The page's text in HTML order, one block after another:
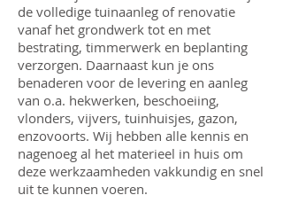
de volledige tuinaanleg of renovatie
vanaf het grondwerk tot en met
bestrating, timmerwerk en beplanting
verzorgen. Daarnaast kun je ons
benaderen voor de levering en aanleg
van o.a. hekwerken, beschoeiing,
vlonders, vijvers, tuinhuisjes, gazon,
enzovoorts. Wij hebben alle kennis en
nagenoeg al het materieel in huis om
deze werkzaamheden vakkundig en snel
uit te kunnen voeren.